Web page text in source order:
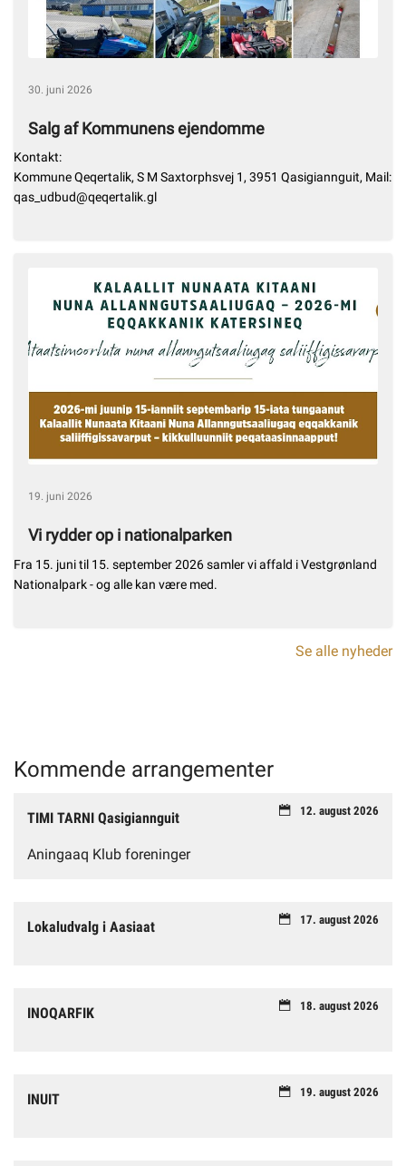
30. juni 2026
Salg af Kommunens ejendomme
Kontakt:
Kommune Qeqertalik, S M Saxtorphsvej 1, 3951 Qasigiannguit, Mail:
qas_udbud@qeqertalik.gl
19. juni 2026
Vi rydder op i nationalparken
Fra 15. juni til 15. september 2026 samler vi affald i Vestgrønland
Nationalpark - og alle kan være med.
Se alle nyheder
Kommende arrangementer
TIMI TARNI Qasigiannguit 12. august 2026
Aningaaq Klub foreninger
Lokaludvalg i Aasiaat 17. august 2026
INOQARFIK 18. august 2026
INUIT 19. august 2026